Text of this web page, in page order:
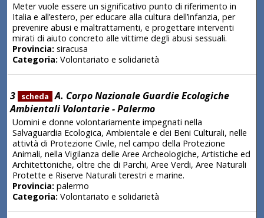
Meter vuole essere un significativo punto di riferimento in
Italia e all’estero, per educare alla cultura dell’infanzia, per
prevenire abusi e maltrattamenti, e progettare interventi
mirati di aiuto concreto alle vittime degli abusi sessuali.
Provincia:siracusa
Categoria:Volontariato e solidarietà
3 scheda A. Corpo Nazionale Guardie Ecologiche
Ambientali Volontarie - Palermo
Uomini e donne volontariamente impegnati nella
Salvaguardia Ecologica, Ambientale e dei Beni Culturali, nelle
attivtà di Protezione Civile, nel campo della Protezione
Animali, nella Vigilanza delle Aree Archeologiche, Artistiche ed
Architettoniche, oltre che di Parchi, Aree Verdi, Aree Naturali
Protette e Riserve Naturali terestri e marine.
Provincia:palermo
Categoria:Volontariato e solidarietà